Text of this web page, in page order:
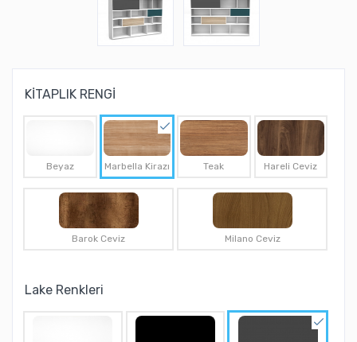
KİTAPLIK RENGİ
Beyaz Marbella Kirazı Teak Hareli Ceviz
Barok Ceviz Milano Ceviz
Lake Renkleri